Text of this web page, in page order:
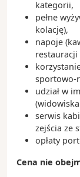
- Miami to
kategorii,
pełne
kolację),
napoje
sportowo-
udział w
serwis
zejścia ze
opłaty
Cena nie